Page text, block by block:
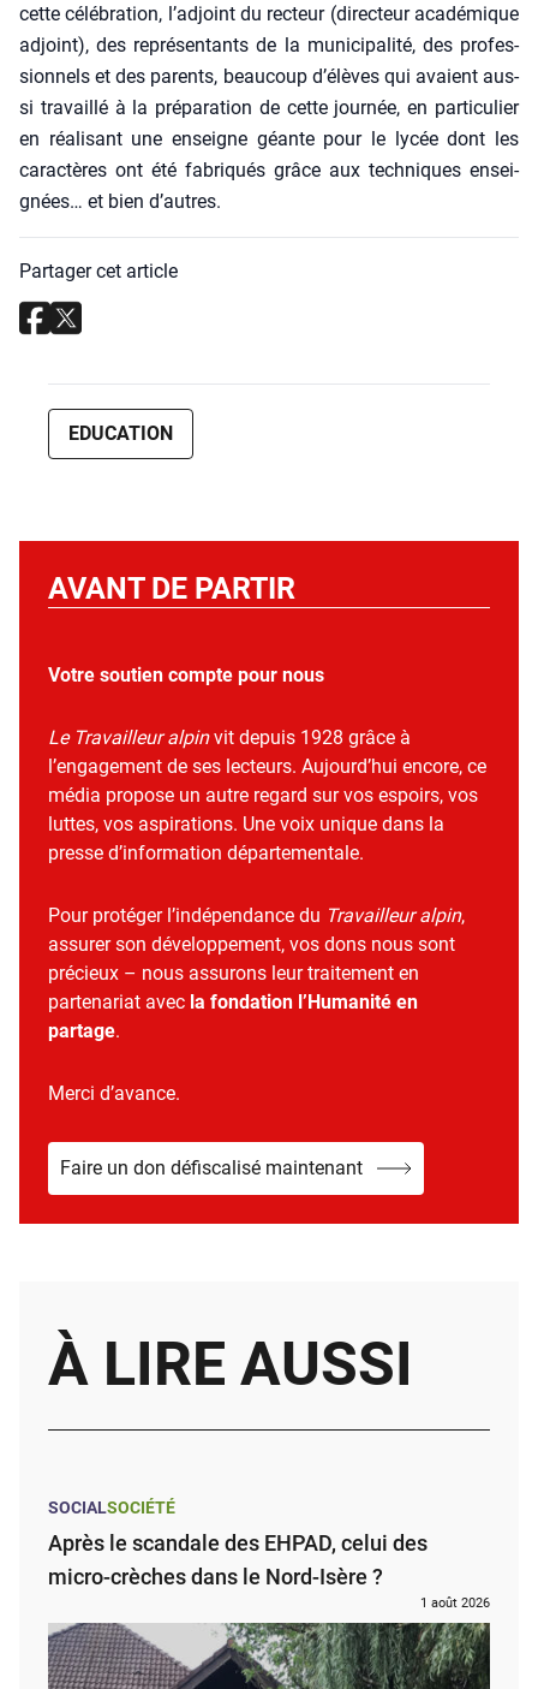
cette célé­bra­tion, l’adjoint du rec­teur (direc­teur aca­dé­mique
adjoint), des repré­sen­tants de la muni­ci­pa­li­té, des pro­fes­
sion­nels et des parents, beau­coup d’élèves qui avaient aus­
si tra­vaillé à la pré­pa­ra­tion de cette jour­née, en par­ti­cu­lier
en réa­li­sant une enseigne géante pour le lycée dont les
carac­tères ont été fabri­qués grâce aux tech­niques ensei­
gnées… et bien d’autres.
Partager cet article
EDUCATION
AVANT DE PARTIR
Votre soutien compte pour nous
Le Travailleur alpinvit depuis 1928 grâce à
l’engagement de ses lecteurs. Aujourd’hui encore, ce
média propose un autre regard sur vos espoirs, vos
luttes, vos aspirations. Une voix unique dans la
presse d’information départementale.
Pour protéger l’indépendance du Travailleur alpin,
assurer son développement, vos dons nous sont
précieux – nous assurons leur traitement en
partenariat avec la fondation l’Humanité en
partage.
Merci d’avance.
Faire un don défiscalisé maintenant
À LIRE AUSSI
SOCIALSOCIÉTÉ
Après le scandale des EHPAD, celui des
micro-crèches dans le Nord-Isère ?
1 août 2026